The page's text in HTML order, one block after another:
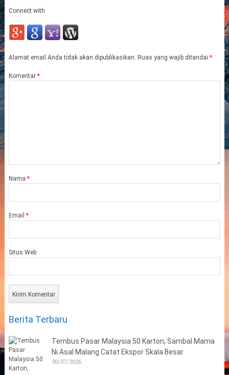
Connect with
Alamat email Anda tidak akan dipublikasikan. Ruas yang wajib ditandai *
Komentar *
Nama *
Email *
Situs Web
Berita Terbaru
Tembus Pasar Malaysia 50 Karton, Sambal Mama
Ni Asal Malang Catat Ekspor Skala Besar
30/07/2026